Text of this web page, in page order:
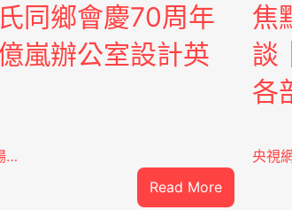
同鄉會慶70周年
嵐辦公室設計英
…
Read More:
焦
談
各
央視